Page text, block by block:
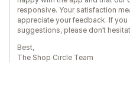
responsive. Your satisfaction
appreciate your feedback. If
suggestions, please don’t
Best,
The Shop Circle Team